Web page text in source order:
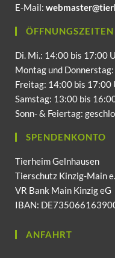
E-Mail:
ÖFFNUNGSZEITEN
Di. Mi.: 14:00 bis 17:00
Montag und
Freitag: 14:00 bis 17:00
Samstag: 13:00 bis
Sonn- & Feiertag:
SPENDENKONTO
Tierheim Gelnhausen
Tierschutz Kinzig-Main
VR Bank Main Kinzig eG
IBAN:
ANFAHRT